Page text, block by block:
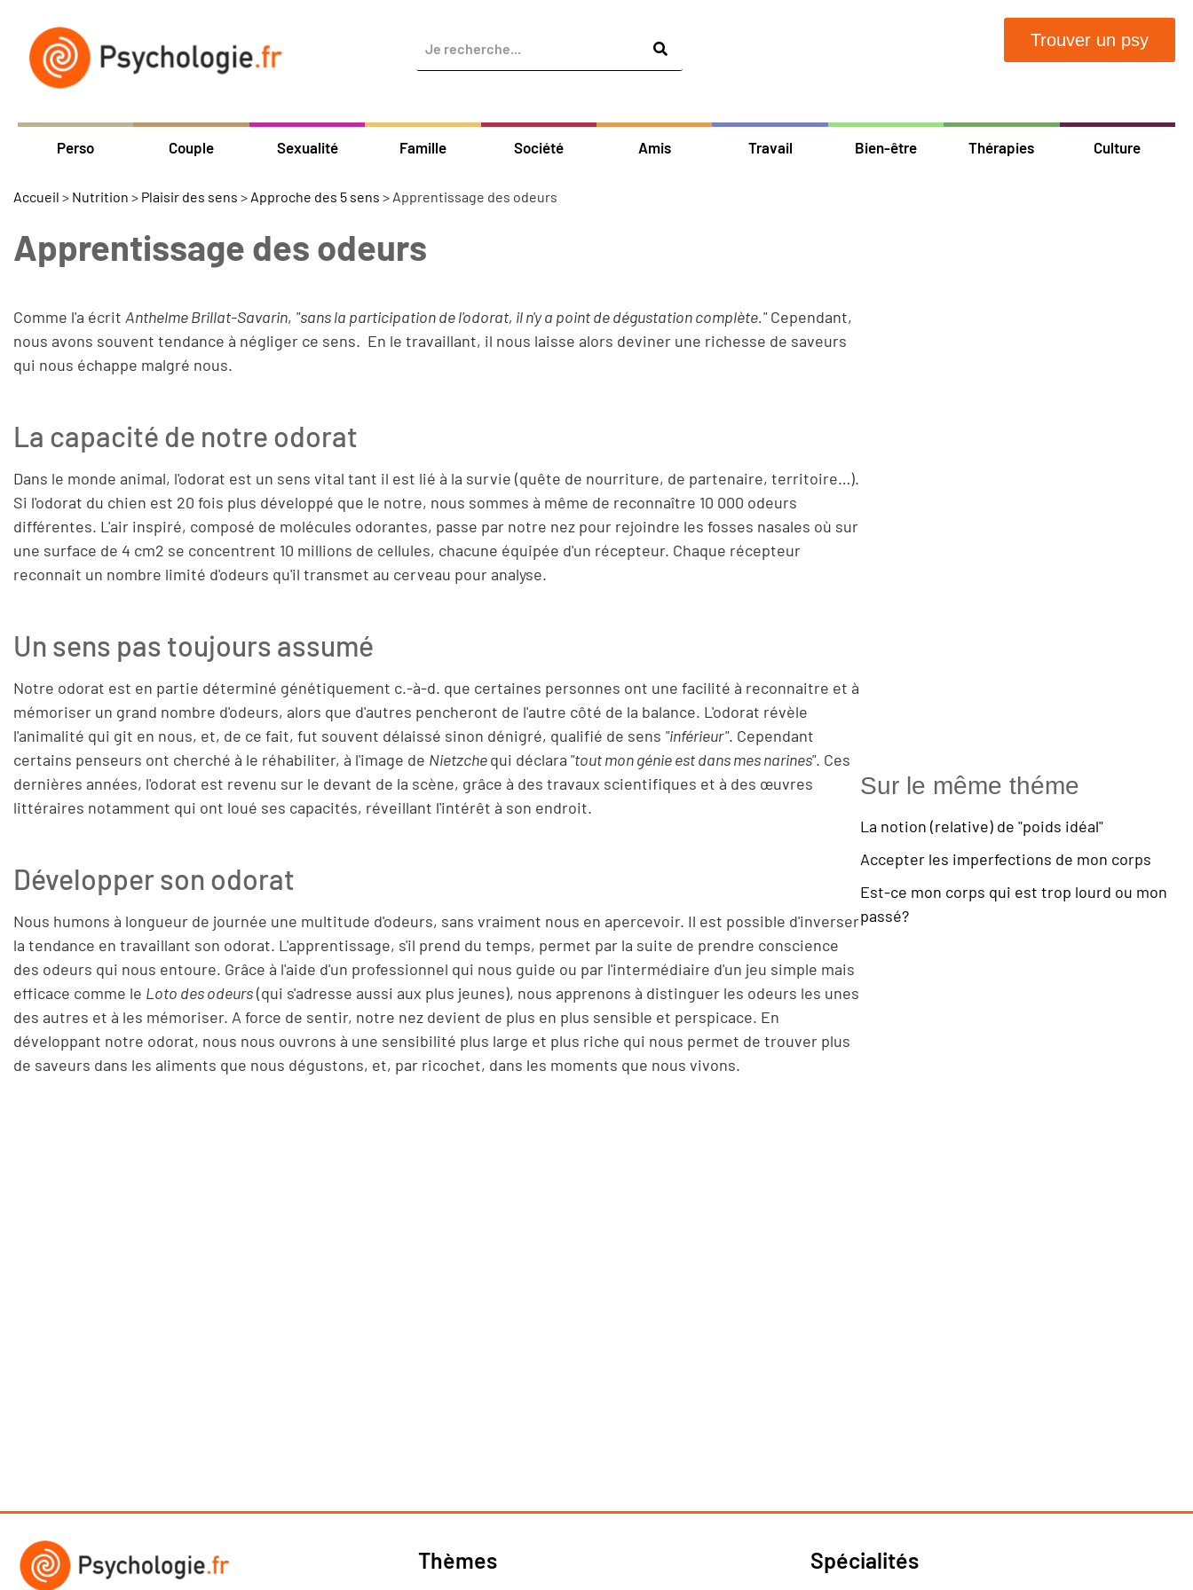
Trouver un psy
Perso Couple Sexualité Famille Société Amis Travail Bien-être Thérapies Culture
Accueil > Nutrition > Plaisir des sens > Approche des 5 sens > Apprentissage des odeurs
Apprentissage des odeurs
Comme l'a écrit Anthelme Brillat-Savarin, "sans la participation de l'odorat, il n'y a point de dégustation complète."Cependant,
nous avons souvent tendance à négliger ce sens. En le travaillant, il nous laisse alors deviner une richesse de saveurs
qui nous échappe malgré nous.
La capacité de notre odorat
Dans le monde animal, l'odorat est un sens vital tant il est lié à la survie (quête de nourriture, de partenaire, territoire…).
Si l'odorat du chien est 20 fois plus développé que le notre, nous sommes à même de reconnaître 10 000 odeurs
différentes. L'air inspiré, composé de molécules odorantes, passe par notre nez pour rejoindre les fosses nasales où sur
une surface de 4 cm2 se concentrent 10 millions de cellules, chacune équipée d'un récepteur. Chaque récepteur
reconnait un nombre limité d'odeurs qu'il transmet au cerveau pour analyse.
Un sens pas toujours assumé
Notre odorat est en partie déterminé génétiquement c.-à-d. que certaines personnes ont une facilité à reconnaitre et à
mémoriser un grand nombre d'odeurs, alors que d'autres pencheront de l'autre côté de la balance. L'odorat révèle
l'animalité qui git en nous, et, de ce fait, fut souvent délaissé sinon dénigré, qualifié de sens "inférieur". Cependant
certains penseurs ont cherché à le réhabiliter, à l'image de Nietzchequi déclara "tout mon génie est dans mes narines". Ces
dernières années, l'odorat est revenu sur le devant de la scène, grâce à des travaux scientifiques et à des œuvres
littéraires notamment qui ont loué ses capacités, réveillant l'intérêt à son endroit.
Développer son odorat
Nous humons à longueur de journée une multitude d'odeurs, sans vraiment nous en apercevoir. Il est possible d'inverser
la tendance en travaillant son odorat. L'apprentissage, s'il prend du temps, permet par la suite de prendre conscience
des odeurs qui nous entoure. Grâce à l'aide d'un professionnel qui nous guide ou par l'intermédiaire d'un jeu simple mais
efficace comme le Loto des odeurs(qui s'adresse aussi aux plus jeunes), nous apprenons à distinguer les odeurs les unes
des autres et à les mémoriser. A force de sentir, notre nez devient de plus en plus sensible et perspicace. En
développant notre odorat, nous nous ouvrons à une sensibilité plus large et plus riche qui nous permet de trouver plus
de saveurs dans les aliments que nous dégustons, et, par ricochet, dans les moments que nous vivons.
Sur le même théme
La notion (relative) de "poids idéal"
Accepter les imperfections de mon corps
Est-ce mon corps qui est trop lourd ou mon
passé?
Thèmes Spécialités